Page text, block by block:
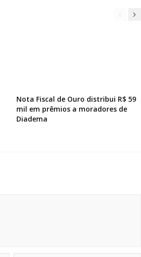
Nota Fiscal de Ouro distribui R$ 59
mil em prêmios a moradores de
Diadema